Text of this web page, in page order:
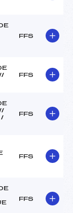
FFS
FFS
/
FFS
FFS
FFS